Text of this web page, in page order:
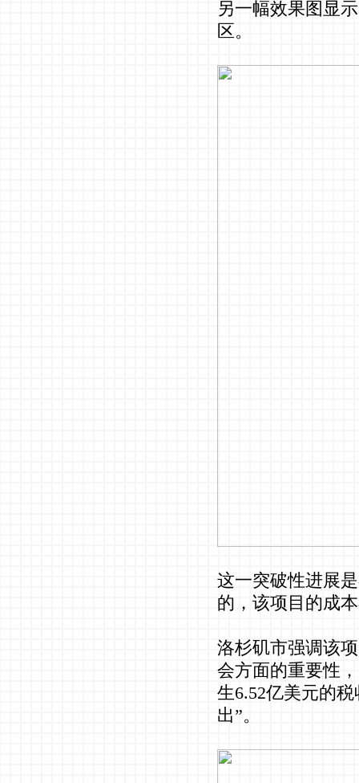
另一幅效果图显
区。
这一突破性进展
的，该项目的成
洛杉矶市强调该
会方面的重要性
生6.52亿美元的
出”。